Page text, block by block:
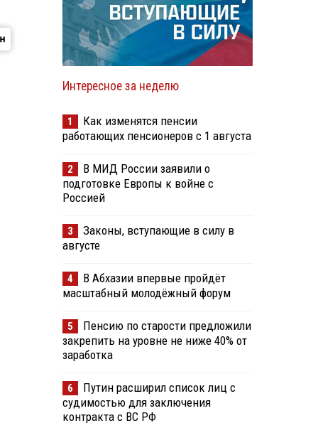
Интересное за неделю
1
Как изменятся пенсии
работающих пенсионеров с 1 августа
2
В МИД России заявили о
подготовке Европы к войне с
Россией
3
Законы, вступающие в силу в
августе
4
В Абхазии впервые пройдёт
масштабный молодёжный форум
5
Пенсию по старости предложили
закрепить на уровне не ниже 40% от
заработка
6
Путин расширил список лиц с
судимостью для заключения
контракта с ВС РФ